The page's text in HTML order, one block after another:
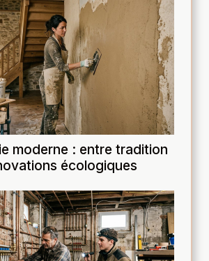
moderne : entre tradition
écologiques